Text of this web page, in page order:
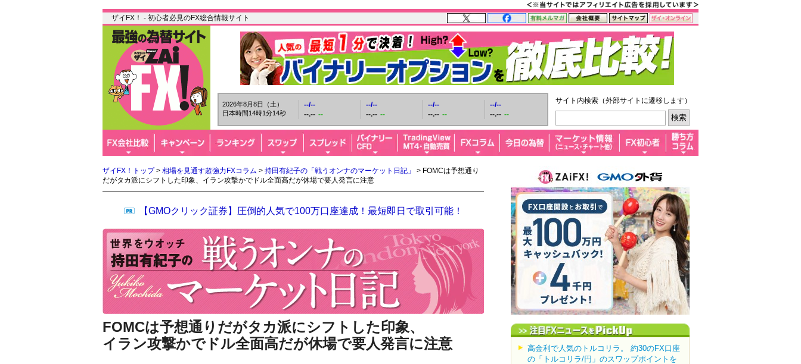
ザイFX！ - 初心者必見のFX総合情報サイト
2026年8月8日（土）
日本時間14時1分15秒
--/--
--.-- --
--/--
--.-- --
--/--
--.-- --
--/--
--.-- --
サイト内検索（外部サイトに遷移します）
ザイFX！トップ> 相場を見通す超強力FXコラム > 持田有紀子の「戦うオンナのマーケット日記」
> FOMCは予想通り
だがタカ派にシフトした印象、イラン攻撃かでドル全面高だが休場で要人発言に注意
【GMOクリック証券】圧倒的人気で100万口座達成！最短即日で取引可能！
FOMCは予想通りだがタカ派にシフトした印象、
イラン攻撃かでドル全面高だが休場で要人発言に注意
高金利で人気のトルコリラ。 約30のFX口座
の「トルコリラ/円」のスワップポイントを